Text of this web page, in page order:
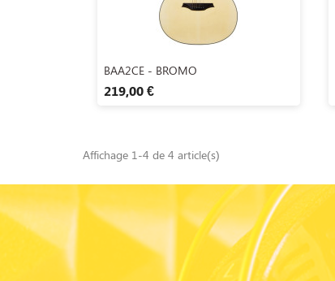
Aperçu rapide
BAA2CE - BROMO
219,00 €
Affichage 1-4 de 4 article(s)